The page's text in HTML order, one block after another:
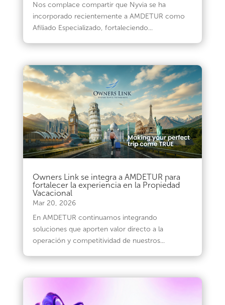
Nos complace compartir que Nyvia se ha
incorporado recientemente a AMDETUR como
Afiliado Especializado, fortaleciendo...
Owners Link se integra a AMDETUR para
fortalecer la experiencia en la Propiedad
Vacacional
Mar 20, 2026
En AMDETUR continuamos integrando
soluciones que aporten valor directo a la
operación y competitividad de nuestros...